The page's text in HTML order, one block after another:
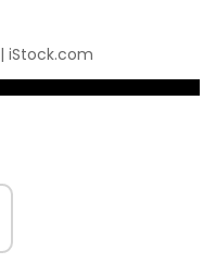
حساء المعكرونة باللحم البقري الفيتنامي | iStock.com